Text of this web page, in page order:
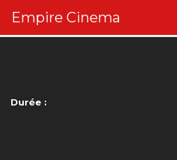
Empire Cinema
Durée :